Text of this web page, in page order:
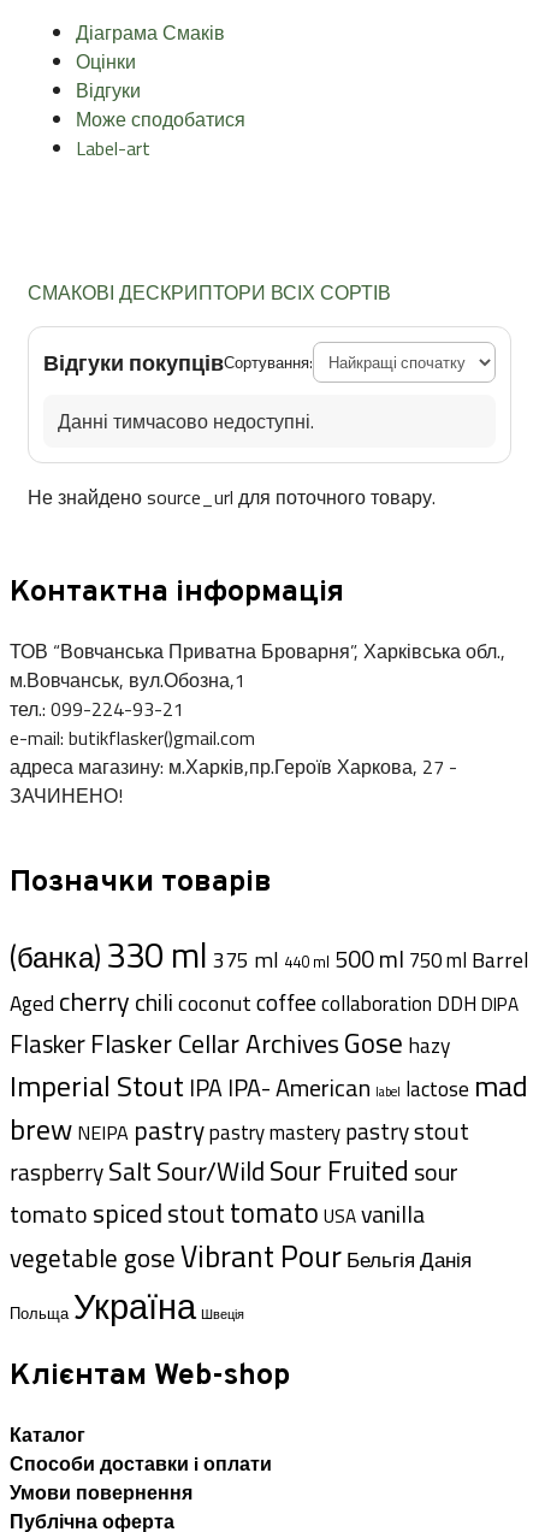
Діаграма Смаків
Оцінки
Відгуки
Може сподобатися
Label-art
СМАКОВІ ДЕСКРИПТОРИ ВСІХ СОРТІВ
Відгуки покупцівСортування:
Данні тимчасово недоступні.
Не знайдено source_url для поточного товару.
Контактна інформація
ТОВ “Вовчанська Приватна Броварня”, Харківська обл.,
м.Вовчанськ, вул.Обозна,1
тел.: 099-224-93-21
e-mail: butikflasker()gmail.com
адреса магазину: м.Харків,пр.Героїв Харкова, 27 -
ЗАЧИНЕНО!
Позначки товарів
(банка)330 ml 375 ml 440 ml 500 ml 750 ml Barrel
Aged cherrychilicoconutcoffeecollaboration DDH DIPA
FlaskerFlasker Cellar ArchivesGose hazy
Imperial Stout IPA IPA- American label lactose mad
brew NEIPA pastrypastry masterypastry stout
raspberrySaltSour/WildSour Fruited sour
tomatospicedstouttomato USAvanilla
vegetable goseVibrant PourБельгіяДанія
Польща Україна Швеція
Клієнтам Web-shop
Каталог
Способи доставки i оплати
Умови повернення
Публічна оферта